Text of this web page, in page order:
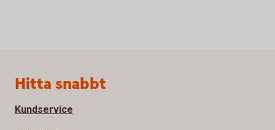
Sidfot
Hitta snabbt
Kundservice